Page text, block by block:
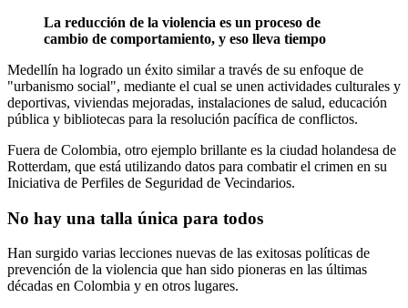
La reducción de la violencia es un proceso de
cambio de comportamiento, y eso lleva tiempo
Medellín ha logrado un éxito similar a través de su enfoque de
"urbanismo social", mediante el cual se unen actividades culturales y
deportivas, viviendas mejoradas, instalaciones de salud, educación
pública y bibliotecas para la resolución pacífica de conflictos.
Fuera de Colombia, otro ejemplo brillante es la ciudad holandesa de
Rotterdam, que está utilizando datos para combatir el crimen en su
Iniciativa de Perfiles de Seguridad de Vecindarios.
No hay una talla única para todos
Han surgido varias lecciones nuevas de las exitosas políticas de
prevención de la violencia que han sido pioneras en las últimas
décadas en Colombia y en otros lugares.